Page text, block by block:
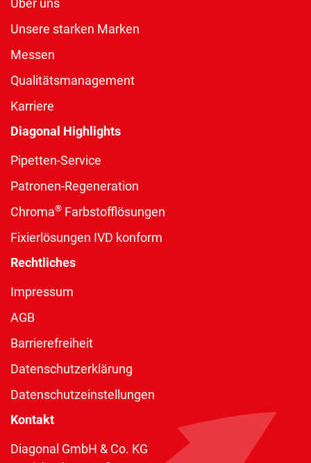
Über uns
Unsere starken Marken
Messen
Qualitätsmanagement
Karriere
Diagonal Highlights
Pipetten-Service
Patronen-Regeneration
Chroma® Farbstofflösungen
Fixierlösungen IVD konform
Rechtliches
Impressum
AGB
Barrierefreiheit
Datenschutzerklärung
Datenschutzeinstellungen
Kontakt
Diagonal GmbH & Co. KG